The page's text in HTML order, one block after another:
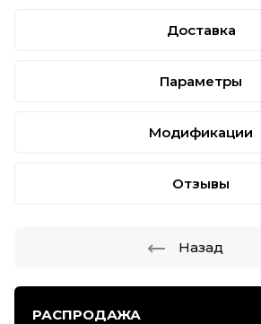
РАСПРОДАЖА
Доставка
Параметры
Модификации
Отзывы
Назад